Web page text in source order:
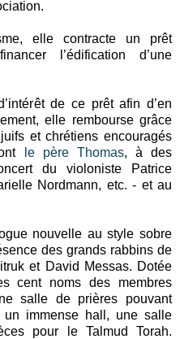
elle contracte un prêt
l’édification d’une
de ce prêt afin d’en
elle rembourse grâce
et chrétiens encouragés
le père Thomas, à des
du violoniste Patrice
Nordmann, etc. - et au
nouvelle au style sobre
des grands rabbins de
et David Messas. Dotée
cent noms des membres
salle de prières pouvant
immense hall, une salle
pour le Talmud Torah.